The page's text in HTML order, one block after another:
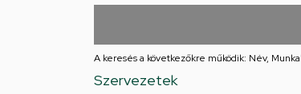
feladatellátási
A keresés a következőkre működik: Név,
Szervezetek